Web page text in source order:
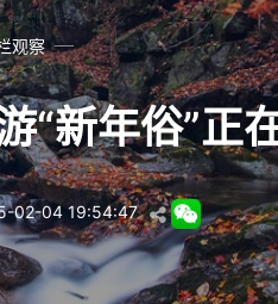
观察
“新年俗”正
02-04 19:54:47